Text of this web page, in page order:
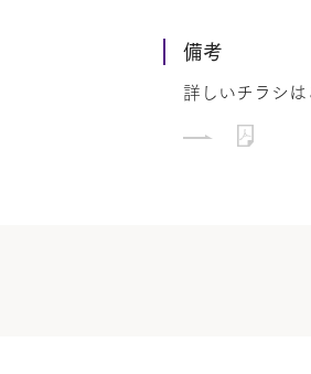
備考
詳しいチラシ